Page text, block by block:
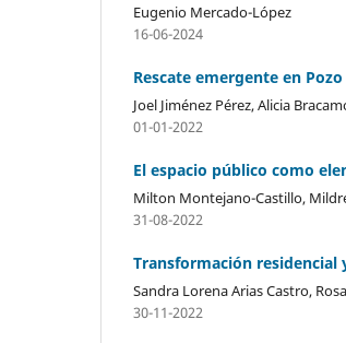
Eugenio Mercado-López
16-06-2024
Rescate emergente en
Joel Jiménez Pérez, Alicia
01-01-2022
El espacio público como
Milton Montejano-Castillo,
31-08-2022
Transformación residencial
Sandra Lorena Arias Castro,
30-11-2022